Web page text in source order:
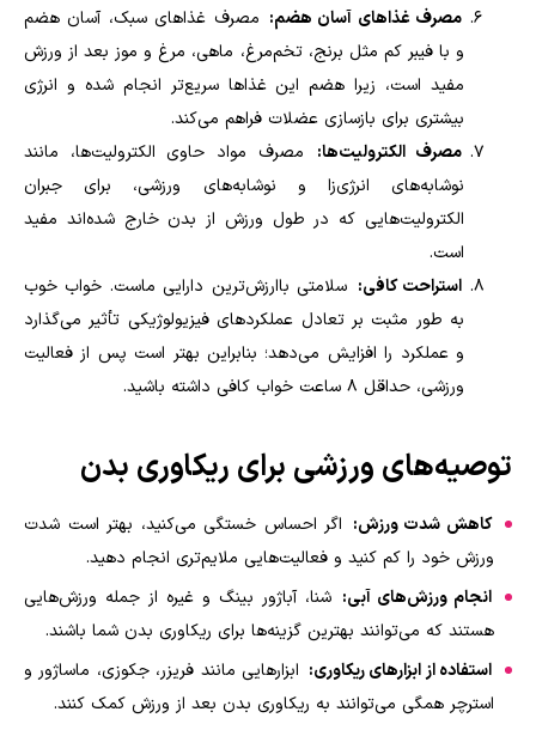
مصرف غذاهای آسان هضم: مصرف غذاهای سبک، آسان هضم
و با فیبر کم مثل برنج، تخم‌مرغ، ماهی، مرغ و موز بعد از ورزش
مفید است، زیرا هضم این غذاها سریع‌تر انجام شده و انرژی
بیشتری برای بازسازی عضلات فراهم می‌کند.
مصرف الکترولیت‌ها:
مصرف مواد حاوی الکترولیت‌ها، مانند
نوشابه‌های انرژی‌زا و نوشابه‌های ورزشی، برای جبران
الکترولیت‌هایی که در طول ورزش از بدن خارج شده‌اند مفید
است.
استراحت کافی: سلامتی باارزش‌ترین دارایی ماست. خواب خوب
به طور مثبت بر تعادل عملکردهای فیزیولوژیکی تأثیر می‌گذارد
و عملکرد را افزایش می‌دهد؛ بنابراین بهتر است پس از فعالیت
ورزشی، حداقل ۸ ساعت خواب کافی داشته باشید
.
توصیه‌های ورزشی برای ریکاوری بدن
کاهش شدت ورزش: اگر احساس خستگی می‌کنید، بهتر است شدت
ورزش خود را کم کنید و فعالیت‌هایی ملایم‌تری انجام دهید.
انجام ورزش‌های آبی: شنا، آباژور بینگ و غیره از جمله ورزش‌هایی
هستند که می‌توانند بهترین گزینه‌ها برای ریکاوری بدن شما باشند.
استفاده از ابزارهای ریکاوری: ابزارهایی مانند فریزر، جکوزی، ماساژور و
استرچر همگی می‌توانند به ریکاوری بدن بعد از ورزش کمک کنند.